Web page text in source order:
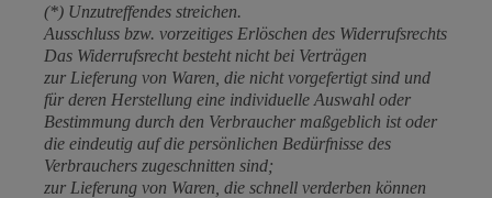
(*) Unzutreffendes streichen.
Ausschluss bzw. vorzeitiges Erlöschen des Widerrufsrechts
Das Widerrufsrecht besteht nicht bei Verträgen
zur Lieferung von Waren, die nicht vorgefertigt sind und
für deren Herstellung eine individuelle Auswahl oder
Bestimmung durch den Verbraucher maßgeblich ist oder
die eindeutig auf die persönlichen Bedürfnisse des
Verbrauchers zugeschnitten sind;
zur Lieferung von Waren, die schnell verderben können